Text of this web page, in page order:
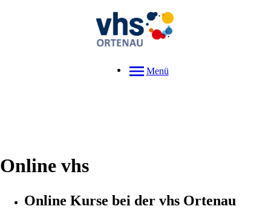
Menü
Online vhs
Online Kurse bei der vhs Ortenau